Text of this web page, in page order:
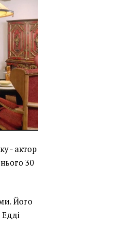
- актор
30
Його